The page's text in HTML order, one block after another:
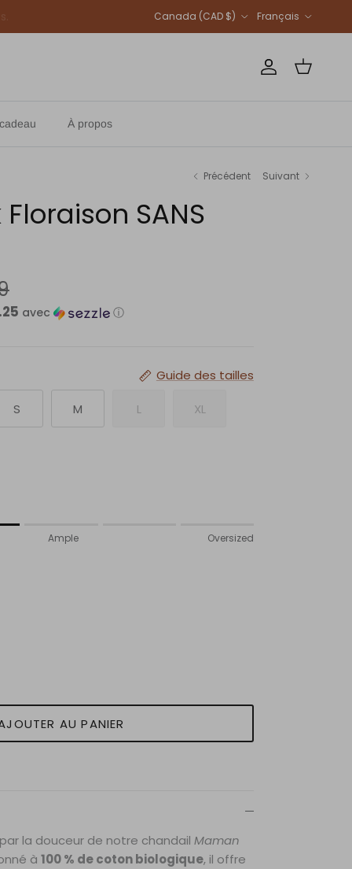
Canada (CAD $) Français
Compte
Panier
À propos
Précédent Suivant
SANS
avec ⓘ
Guide des tailles
S M L XL
Ample Oversized
AU PANIER
la douceur de notre chandail Maman
à 100 % de coton biologique, il offre